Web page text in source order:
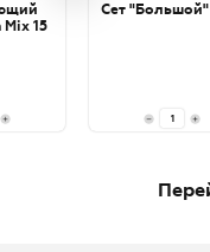
15
Сет "Большой"